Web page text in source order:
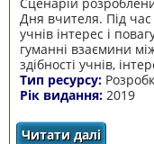
Дня вчителя. Під
учнів інтерес і
гуманні взаємини
здібності учнів,
Тип ресурсу:
Рік видання: 2019
Читати даліпро Хто